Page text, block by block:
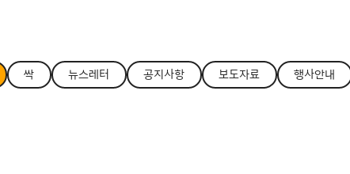
싹 뉴스레터 공지사항 보도자료 행사안내